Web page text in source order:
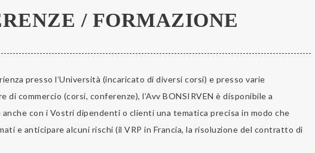
/ FORMAZIONE
presso l’Università (incaricato di diversi corsi) e presso varie
di commercio (corsi, conferenze), l’Avv BONSIRVEN è disponibile a
anche con i Vostri dipendenti o clienti una tematica precisa in modo che
e anticipare alcuni rischi (il VRP in Francia, la risoluzione del contratto di